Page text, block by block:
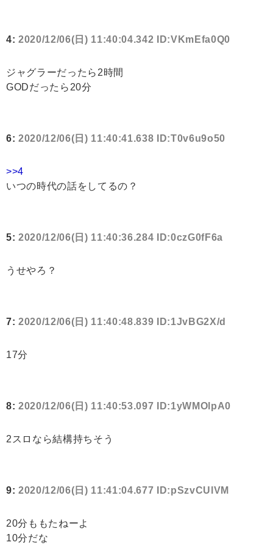
4: 2020/12/06(日) 11:40:04.342 ID:VKmEfa0Q0
ジャグラーだったら2時間
GODだったら20分
6: 2020/12/06(日) 11:40:41.638 ID:T0v6u9o50
>>4
いつの時代の話をしてるの？
5: 2020/12/06(日) 11:40:36.284 ID:0czG0fF6a
うせやろ？
7: 2020/12/06(日) 11:40:48.839 ID:1JvBG2X/d
17分
8: 2020/12/06(日) 11:40:53.097 ID:1yWMOlpA0
2スロなら結構持ちそう
9: 2020/12/06(日) 11:41:04.677 ID:pSzvCUlVM
20分ももたねーよ
10分だな